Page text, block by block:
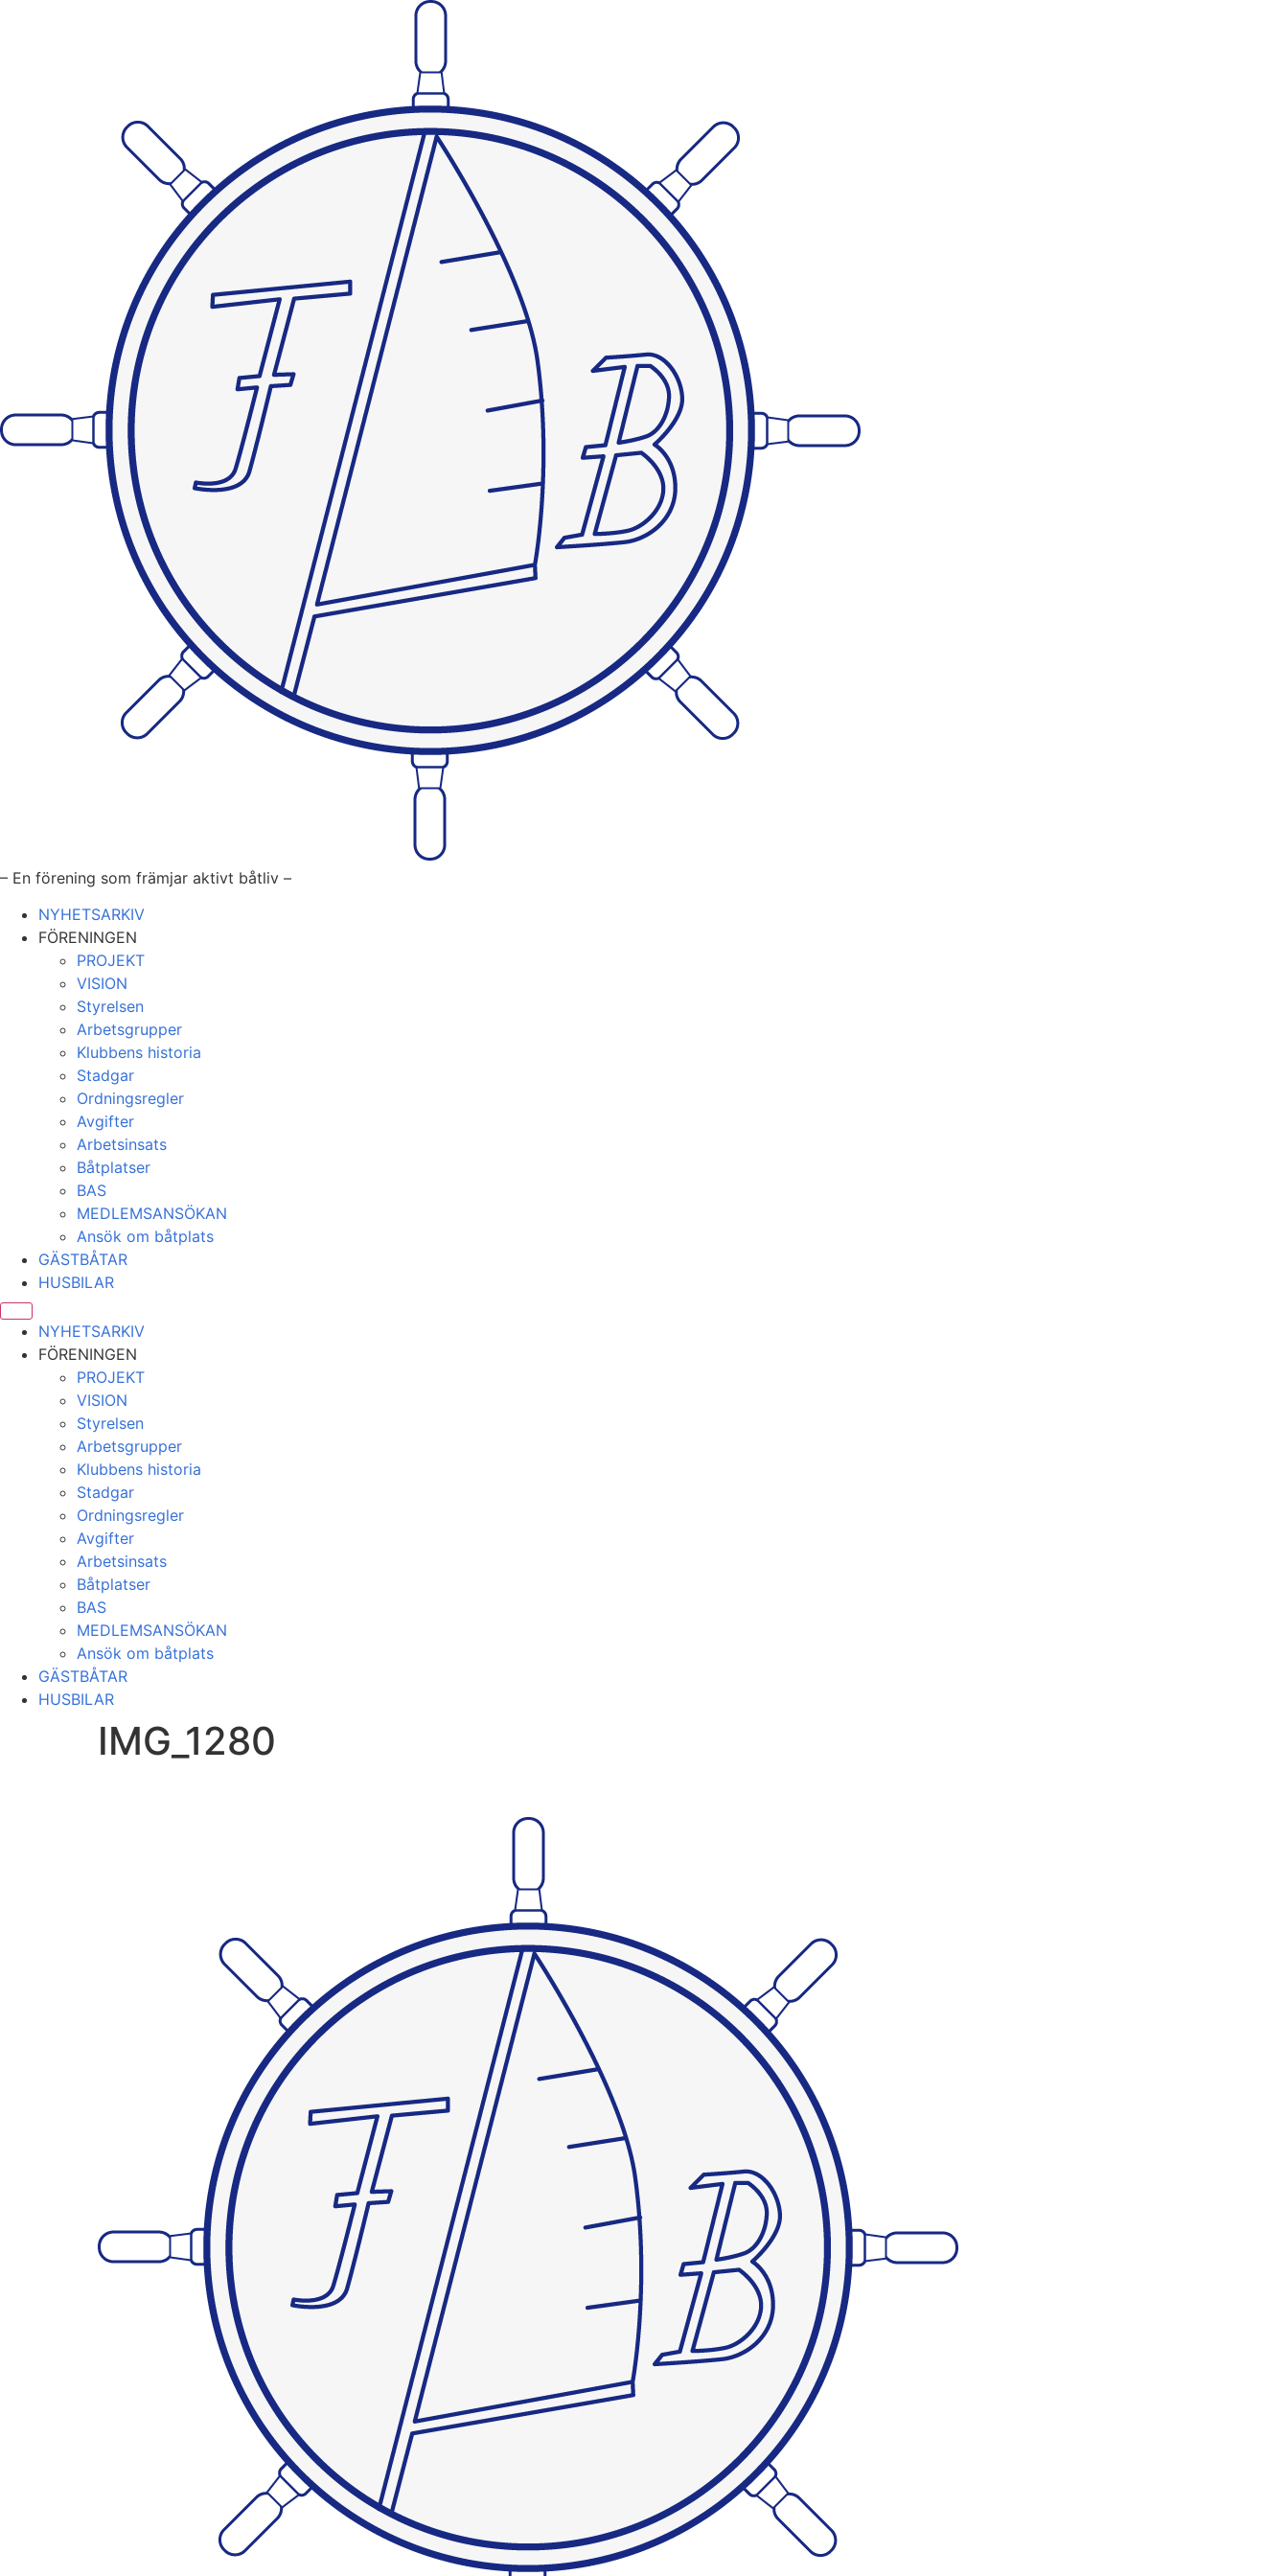
– En förening som främjar aktivt båtliv –
NYHETSARKIV
FÖRENINGEN
PROJEKT
VISION
Styrelsen
Arbetsgrupper
Klubbens historia
Stadgar
Ordningsregler
Avgifter
Arbetsinsats
Båtplatser
BAS
MEDLEMSANSÖKAN
Ansök om båtplats
GÄSTBÅTAR
HUSBILAR
NYHETSARKIV
FÖRENINGEN
PROJEKT
VISION
Styrelsen
Arbetsgrupper
Klubbens historia
Stadgar
Ordningsregler
Avgifter
Arbetsinsats
Båtplatser
BAS
MEDLEMSANSÖKAN
Ansök om båtplats
GÄSTBÅTAR
HUSBILAR
IMG_1280